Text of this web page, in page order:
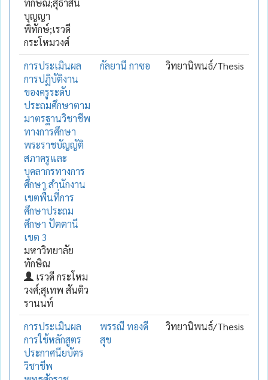
บุญญา
พิทักษ์;เรวดี
กระโหมวงศ์
การประเมินผล
การปฏิบัติงาน
ของครูระดับ
ประถมศึกษาตาม
มาตรฐานวิชาชีพ
ทางการศึกษา
พระราชบัญญัติ
สภาครูและ
บุคลากรทางการ
ศึกษา สำนักงาน
เขตพื้นที่การ
ศึกษาประถม
ศึกษา ปัตตานี
เขต 3
มหาวิทยาลัย
ทักษิณ
เรวดี กระโหม
วงศ์;สุเทพ สันติว
รานนท์
กัลยานี กาซอ วิทยานิพนธ์/Thesis
การประเมินผล
การใช้หลักสูตร
ประกาศนียบัตร
วิชาชีพ
พรรณี ทองดี
สุข
วิทยานิพนธ์/Thesis